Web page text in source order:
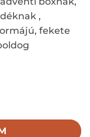
,
fekete
4X4CM